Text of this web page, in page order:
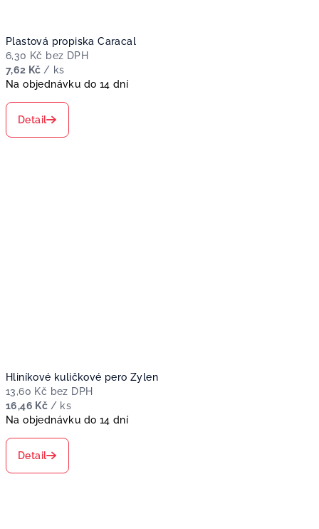
Plastová propiska Caracal
6,30 Kč bez DPH
7,62 Kč / ks
Na objednávku do 14 dní
Detail
Hliníkové kuličkové pero Zylen
13,60 Kč bez DPH
16,46 Kč / ks
Na objednávku do 14 dní
Detail